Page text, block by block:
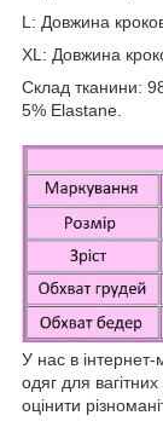
L: Довжина
XL: Довжина
Склад тканини:
5% Elastane.
У нас в інтернет-
одяг для
оцінити